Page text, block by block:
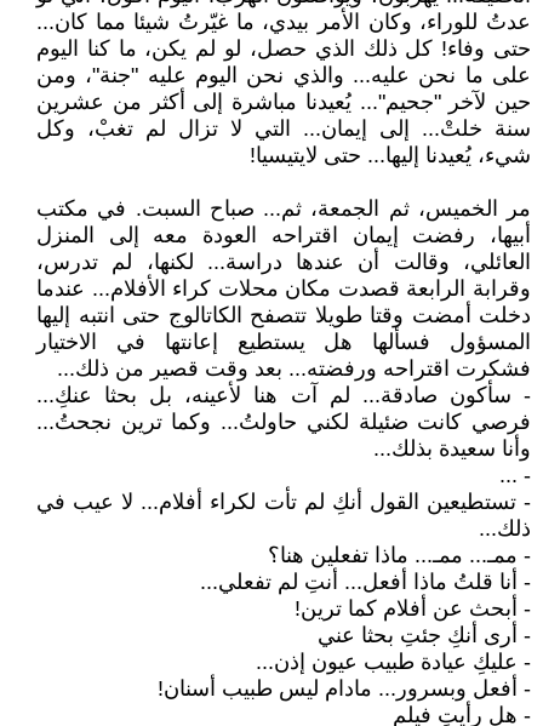
عدتُ للوراء، وكان الأمر بيدي، ما غيّرتُ شيئا مما كان...
حتى وفاء! كل ذلك الذي حصل، لو لم يكن، ما كنا اليوم
على ما نحن عليه... والذي نحن اليوم عليه "جنة"، ومن
حين لآخر "جحيم"... يُعيدنا مباشرة إلى أكثر من عشرين
سنة خلتْ... إلى إيمان... التي لا تزال لم تغبْ، وكل
شيء، يُعيدنا إليها... حتى لايتيسيا!
مر الخميس، ثم الجمعة، ثم... صباح السبت. في مكتب
أبيها، رفضت إيمان اقتراحه العودة معه إلى المنزل
العائلي، وقالت أن عندها دراسة... لكنها، لم تدرس،
وقرابة الرابعة قصدت مكان محلات كراء الأفلام... عندما
دخلت أمضت وقتا طويلا تتصفح الكاتالوج حتى انتبه إليها
المسؤول فسألها هل يستطيع إعانتها في الاختيار
فشكرت اقتراحه ورفضته... بعد وقت قصير من ذلك...
- سأكون صادقة... لم آت هنا لأعينه، بل بحثا عنكِ...
فرصي كانت ضئيلة لكني حاولتُ... وكما ترين نجحتُ...
وأنا سعيدة بذلك...
- ...
- تستطيعين القول أنكِ لم تأت لكراء أفلام... لا عيب في
ذلك...
- ممـ... ممـ... ماذا تفعلين هنا؟
- أنا قلتُ ماذا أفعل... أنتِ لم تفعلي...
- أبحث عن أفلام كما ترين!
- أرى أنكِ جئتِ بحثا عني
- عليكِ عيادة طبيب عيون إذن...
- أفعل وبسرور... مادام ليس طبيب أسنان!
- هل رأيتِ فيلم